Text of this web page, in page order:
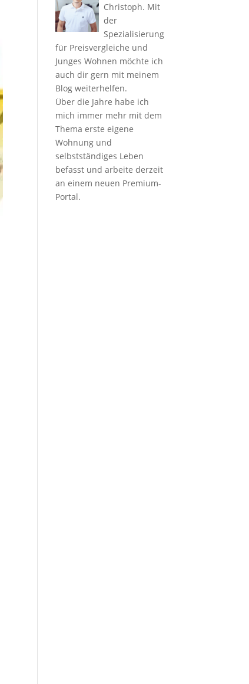
Christoph. Mit
der
Spezialisierung
für Preisvergleiche und
Junges Wohnen möchte ich
auch dir gern mit meinem
Blog weiterhelfen.
Über die Jahre habe ich
mich immer mehr mit dem
Thema erste eigene
Wohnung und
selbstständiges Leben
befasst und arbeite derzeit
an einem neuen Premium-
Portal.